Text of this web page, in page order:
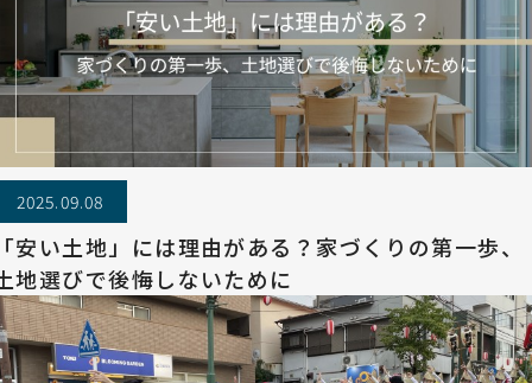
2025.09.08
安い土地」には理由がある？家づくりの第一歩、
地選びで後悔しないために